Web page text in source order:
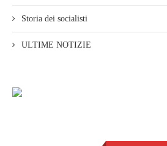
Storia dei socialisti
ULTIME NOTIZIE